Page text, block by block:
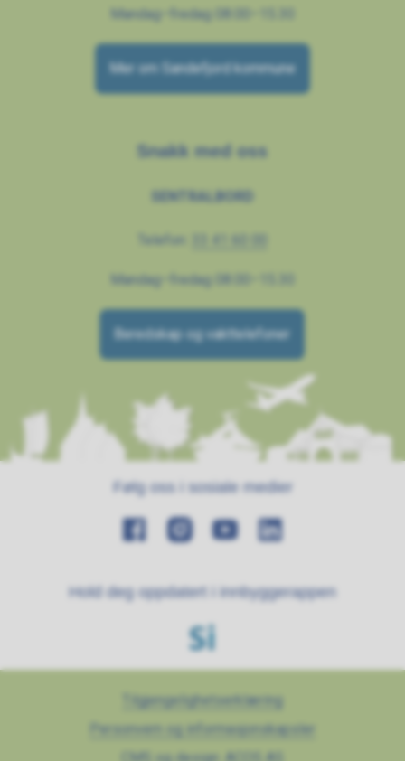
Mandag–fredag 08.00–15.30
Mer om Sandefjord kommune
Snakk med oss
SENTRALBORD
Telefon:
Mandag–fredag 08.00–15.30
Beredskap og vakttelefoner
Følg oss i sosiale medier
Hold deg oppdatert i innbyggerappen
Tilgjengelighetserklæring
Personvern og informasjonskapsler